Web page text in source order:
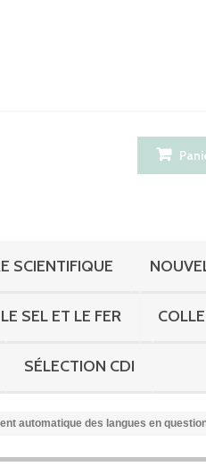
SCIENTIFIQUE
LE SEL ET LE FER
SÉLECTION CDI
automatique des langues en